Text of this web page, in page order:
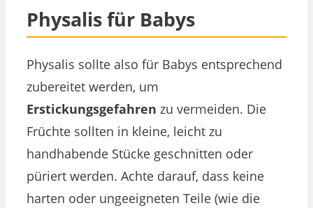
Physalis für Babys
Physalis sollte also für Babys entsprechend
zubereitet werden, um
Erstickungsgefahren zu vermeiden. Die
Früchte sollten in kleine, leicht zu
handhabende Stücke geschnitten oder
püriert werden. Achte darauf, dass keine
harten oder ungeeigneten Teile (wie die